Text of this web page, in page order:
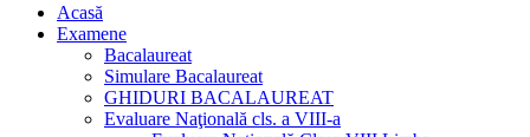
Acasă
Examene
Bacalaureat
Simulare Bacalaureat
GHIDURI BACALAUREAT
Evaluare Naţională cls. a VIII-a